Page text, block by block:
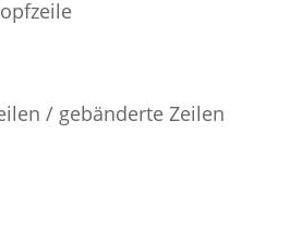
/ gebänderte Zeilen